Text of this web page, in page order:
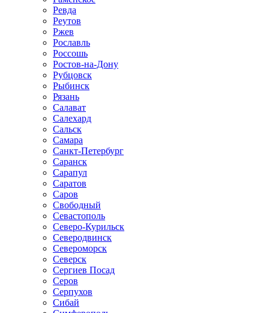
Ревда
Реутов
Ржев
Рославль
Россошь
Ростов-на-Дону
Рубцовск
Рыбинск
Рязань
Салават
Салехард
Сальск
Самара
Санкт-Петербург
Саранск
Сарапул
Саратов
Саров
Свободный
Севастополь
Северо-Курильск
Северодвинск
Североморск
Северск
Сергиев Посад
Серов
Серпухов
Сибай